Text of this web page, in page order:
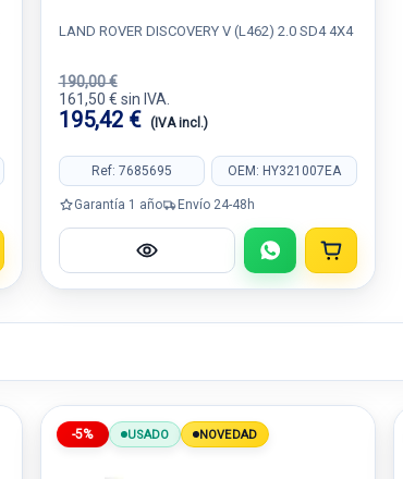
LAND ROVER DISCOVERY V (L462) 2.0 SD4 4X4
190,00 €
161,50 € sin IVA.
195,42 € (IVA incl.)
Ref: 7685695 OEM: HY321007EA
Garantía 1 año Envío 24-48h
-5% USADO NOVEDAD